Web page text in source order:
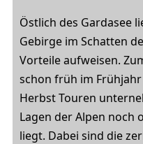
Östlich des Gardasee
Gebirge im Schatten
Vorteile aufweisen.
schon früh im
Herbst Touren
Lagen der Alpen noch
liegt. Dabei sind die